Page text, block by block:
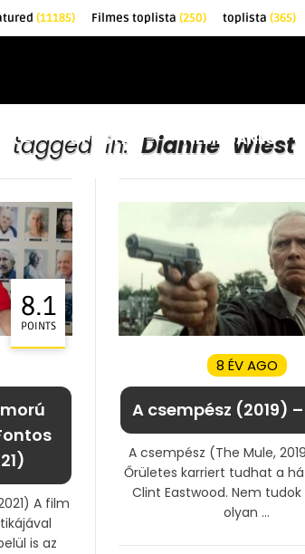
(11185) Filmes toplista (250) toplista (365)
TOPLISTÁK FILMAJÁNLÓ
tagged in: Dianne Wiest
8.1
POINTS
A film
is az
8 ÉV AGO
A csempész (2019)
A csempész (The Mule,
Őrületes karriert tudhat a
Clint Eastwood. Nem
olyan ...